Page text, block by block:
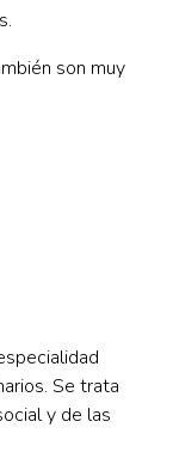
son muy
Se trata
y de las